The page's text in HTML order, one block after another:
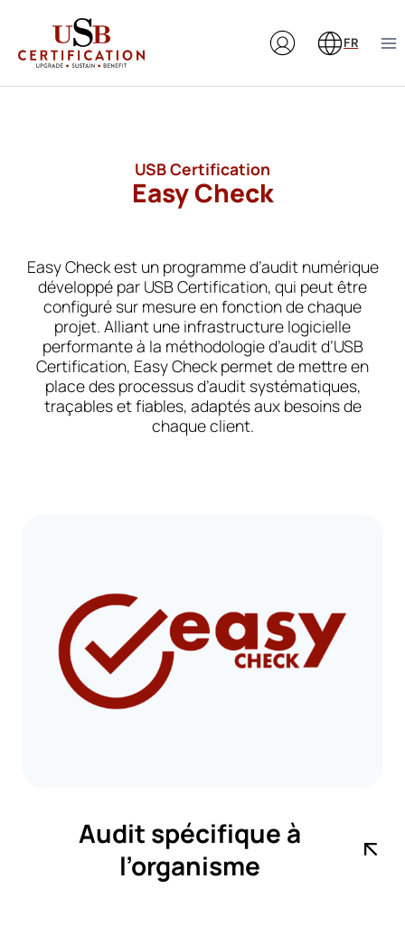
contenu
FR
Easy Check
USB Certification
Easy Check est un programme d’audit numérique
développé par USB Certification, qui peut être
configuré sur mesure en fonction de chaque
projet. Alliant une infrastructure logicielle
performante à la méthodologie d’audit d’USB
Certification, Easy Check permet de mettre en
place des processus d’audit systématiques,
traçables et fiables, adaptés aux besoins de
chaque client.
Audit spécifique à
l’organisme